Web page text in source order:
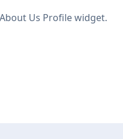
Us Profile widget.